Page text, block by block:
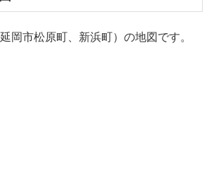
岡市松原町、新浜町）の地図です。